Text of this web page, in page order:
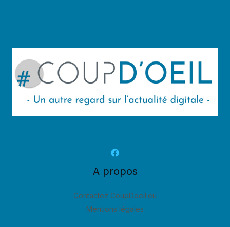
A propos
Contactez CoupDoeil.eu
Mentions légales